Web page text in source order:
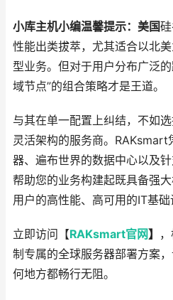
小库主机小编温馨提示： 美国
性能出类拔萃，尤其适合以北
型业务。但对于用户分布广泛
域节点”的组合策略才是王道。
与其在单一配置上纠结，不如
灵活架构的服务商。RAKsmart
器、遍布世界的数据中心以及
帮助您的业务构建起既具备强
用户的高性能、高可用的IT基础
立即访问【RAKsmart官网】
制专属的全球服务器部署方案
何地方都畅行无阻。